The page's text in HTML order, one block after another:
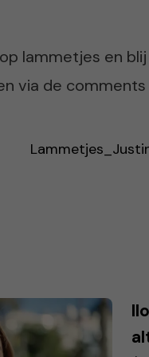
lammetjes en
via de